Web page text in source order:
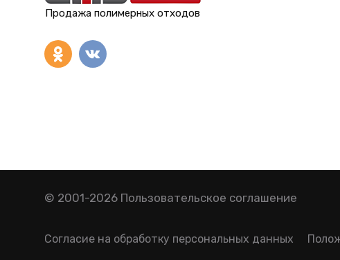
Продажа полимерных отходов
© 2001-2026 Пользовательское соглашение
Согласие на обработку персональных данных